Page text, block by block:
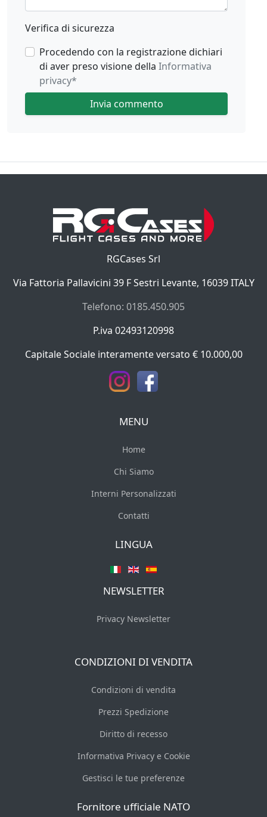
Verifica di sicurezza
Procedendo con la registrazione dichiari
di aver preso visione della Informativa
privacy*
Invia commento
RGCases Srl
Via Fattoria Pallavicini 39 F Sestri Levante, 16039 ITALY
Telefono: 0185.450.905
P.iva 02493120998
Capitale Sociale interamente versato € 10.000,00
MENU
Home
Chi Siamo
Interni Personalizzati
Contatti
LINGUA
NEWSLETTER
Privacy Newsletter
CONDIZIONI DI VENDITA
Condizioni di vendita
Prezzi Spedizione
Diritto di recesso
Informativa Privacy e Cookie
Gestisci le tue preferenze
Fornitore ufficiale NATO
Assistente RGCases